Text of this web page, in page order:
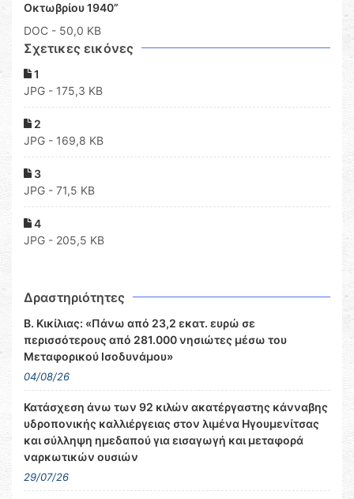
Οκτωβρίου 1940”
DOC - 50,0 KB
Σχετικες εικόνες
1
JPG - 175,3 KB
2
JPG - 169,8 KB
3
JPG - 71,5 KB
4
JPG - 205,5 KB
Δραστηριότητες
Β. Κικίλιας: «Πάνω από 23,2 εκατ. ευρώ σε
περισσότερους από 281.000 νησιώτες μέσω του
Μεταφορικού Ισοδυνάμου»
04/08/26
Κατάσχεση άνω των 92 κιλών ακατέργαστης κάνναβης
υδροπονικής καλλιέργειας στον λιμένα Ηγουμενίτσας
και σύλληψη ημεδαπού για εισαγωγή και μεταφορά
ναρκωτικών ουσιών
29/07/26